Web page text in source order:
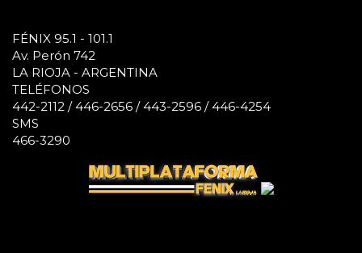
FÉNIX 95.1 - 101.1
Av. Perón 742
LA RIOJA - ARGENTINA
TELÉFONOS
442-2112 / 446-2656 / 443-2596 / 446-4254
SMS
466-3290